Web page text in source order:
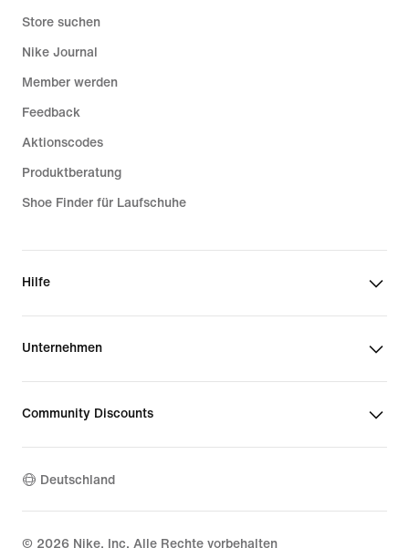
Store suchen
Nike Journal
Member werden
Feedback
Aktionscodes
Produktberatung
Shoe Finder für Laufschuhe
Hilfe
Unternehmen
Community Discounts
Deutschland
© 2026 Nike, Inc. Alle Rechte vorbehalten